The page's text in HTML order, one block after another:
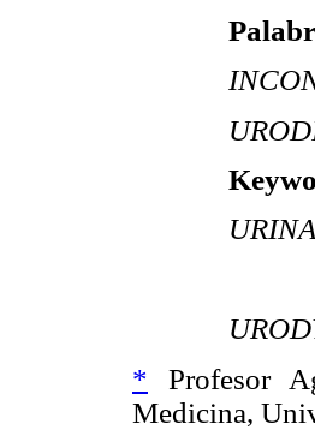
* Profesor
Medicina,